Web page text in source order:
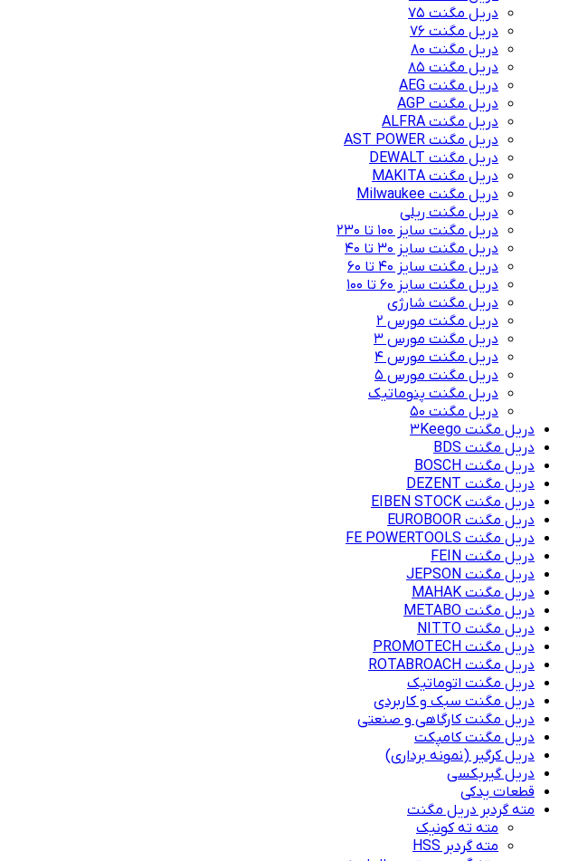
دریل مگنت 75
دریل مگنت 76
دریل مگنت 80
دریل مگنت 85
دریل مگنت AEG
دریل مگنت AGP
دریل مگنت ALFRA
دریل مگنت AST POWER
دریل مگنت DEWALT
دریل مگنت MAKITA
دریل مگنت Milwaukee
دریل مگنت ریلی
دریل مگنت سایز 100 تا 230
دریل مگنت سایز 30 تا 40
دریل مگنت سایز 40 تا 60
دریل مگنت سایز 60 تا 100
دریل مگنت شارژی
دریل مگنت مورس 2
دریل مگنت مورس 3
دریل مگنت مورس 4
دریل مگنت مورس 5
دریل مگنت پنوماتیک
دریل مگنت ۵۰
دریل مگنت 3Keego
دریل مگنت BDS
دریل مگنت BOSCH
دریل مگنت DEZENT
دریل مگنت EIBEN STOCK
دریل مگنت EUROBOOR
دریل مگنت FE POWERTOOLS
دریل مگنت FEIN
دریل مگنت JEPSON
دریل مگنت MAHAK
دریل مگنت METABO
دریل مگنت NITTO
دریل مگنت PROMOTECH
دریل مگنت ROTABROACH
دریل مگنت اتوماتیک
دریل مگنت سبک و کاربردی
دریل مگنت کارگاهی و صنعتی
دریل مگنت کامپکت
دریل کرگیر (نمونه برداری)
دریل گیربکسی
قطعات یدکی
مته گردبر دریل مگنت
مته ته کونیک
مته گردبر HSS